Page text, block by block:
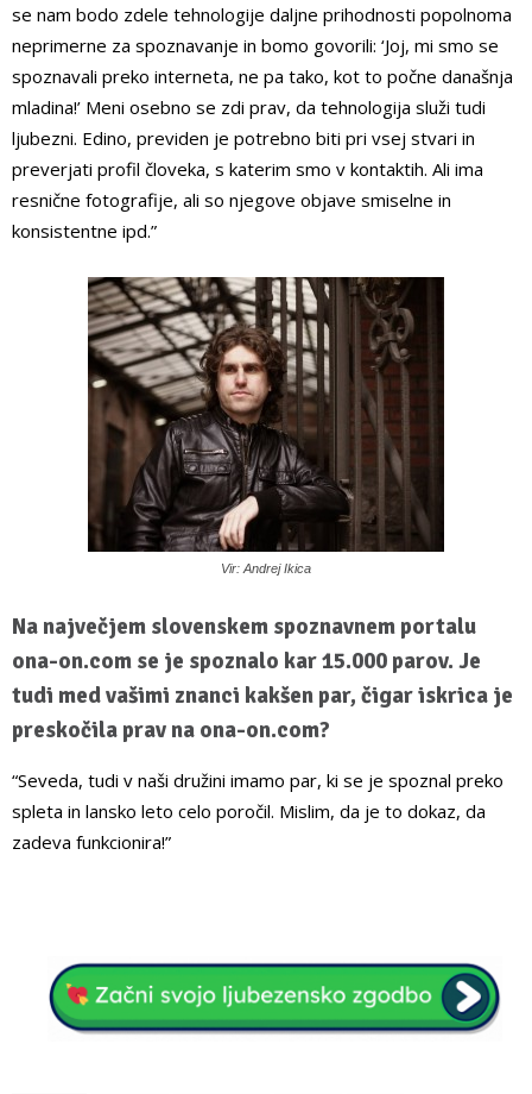
se nam bodo zdele tehnologije daljne prihodnosti popolnoma
neprimerne za spoznavanje in bomo govorili: ‘Joj, mi smo se
spoznavali preko interneta, ne pa tako, kot to počne današnja
mladina!’ Meni osebno se zdi prav, da tehnologija služi tudi
ljubezni. Edino, previden je potrebno biti pri vsej stvari in
preverjati profil človeka, s katerim smo v kontaktih. Ali ima
resnične fotografije, ali so njegove objave smiselne in
konsistentne ipd.”
Vir: Andrej Ikica
Na največjem slovenskem spoznavnem portalu
ona-on.com se je spoznalo kar 15.000 parov. Je
tudi med vašimi znanci kakšen par, čigar iskrica je
preskočila prav na ona-on.com?
“Seveda, tudi v naši družini imamo par, ki se je spoznal preko
spleta in lansko leto celo poročil. Mislim, da je to dokaz, da
zadeva funkcionira!”